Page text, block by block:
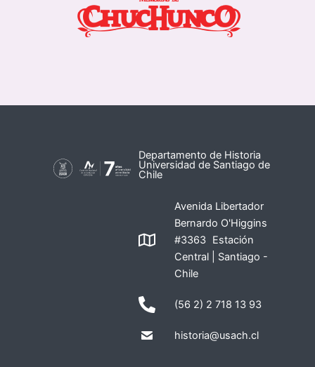
Departamento de Historia
Universidad de Santiago de
Chile
Avenida Libertador
Bernardo O'Higgins
#3363 Estación
Central | Santiago -
Chile
(56 2) 2 718 13 93
historia@usach.cl